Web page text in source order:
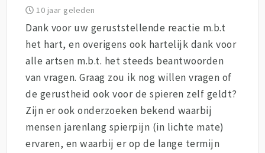
10 jaar geleden
Dank voor uw geruststellende reactie m.b.t
het hart, en overigens ook hartelijk dank voor
alle artsen m.b.t. het steeds beantwoorden
van vragen. Graag zou ik nog willen vragen of
de gerustheid ook voor de spieren zelf geldt?
Zijn er ook onderzoeken bekend waarbij
mensen jarenlang spierpijn (in lichte mate)
ervaren, en waarbij er op de lange termijn